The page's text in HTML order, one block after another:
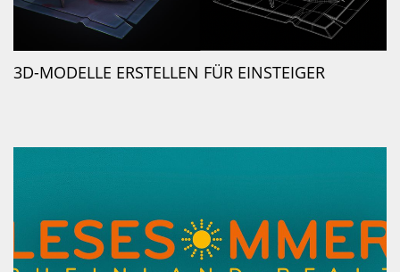
3D-MODELLE ERSTELLEN FÜR EINSTEIGER